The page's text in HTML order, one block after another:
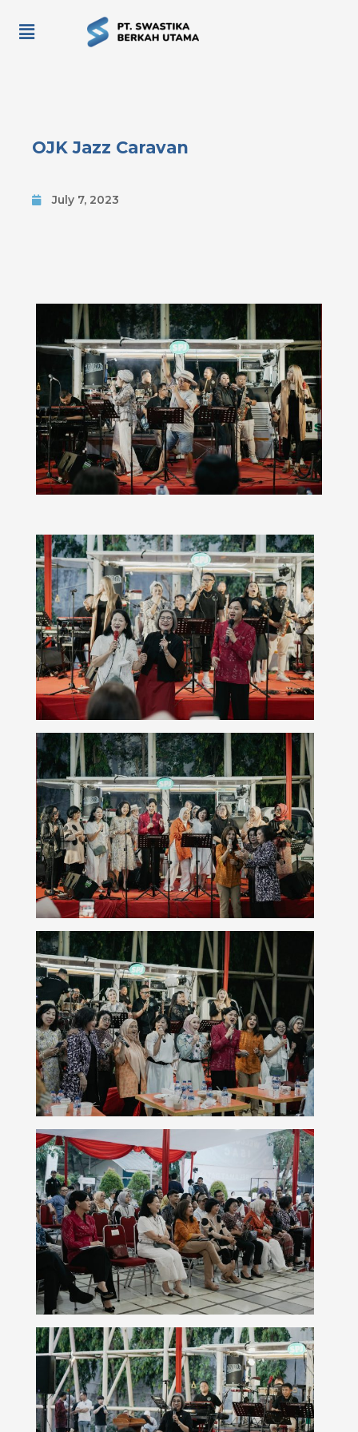
OJK Jazz Caravan
July 7, 2023